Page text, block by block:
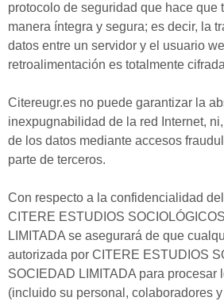
protocolo de seguridad que hace que
manera íntegra y segura; es decir, la
datos entre un servidor y el usuario
retroalimentación es totalmente
Citereugr.es no puede garantizar la
inexpugnabilidad de la red Internet,
de los datos mediante accesos
parte de terceros.
Con respecto a la confidencialidad
CITERE ESTUDIOS
LIMITADA se asegurará de que
autorizada por CITERE ESTUDIOS
SOCIEDAD LIMITADA para procesar
(incluido su personal, colaboradores